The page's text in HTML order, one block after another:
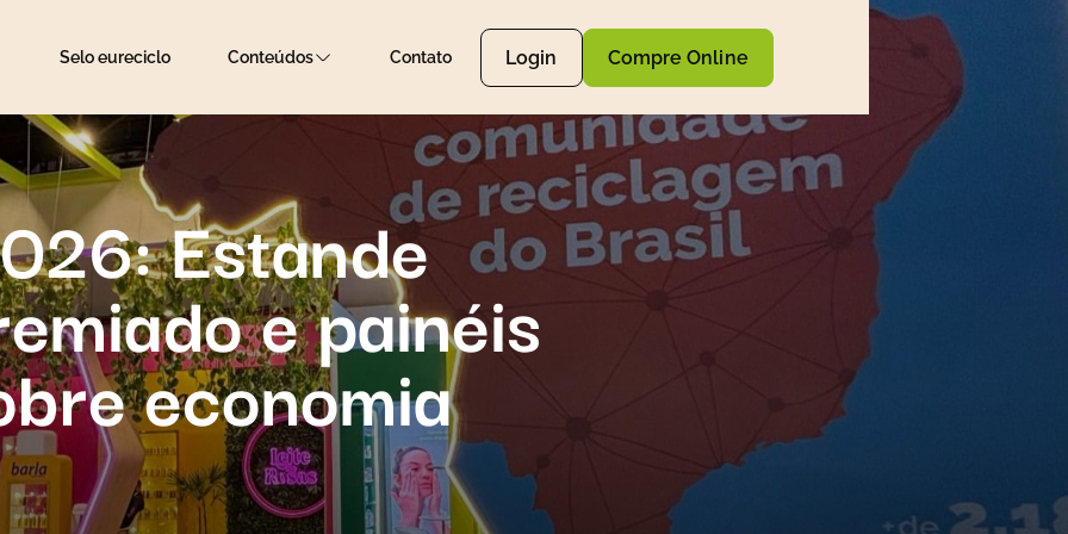
Selo eureciclo Conteúdos Contato Login Compre Online
Estande
e painéis
economia